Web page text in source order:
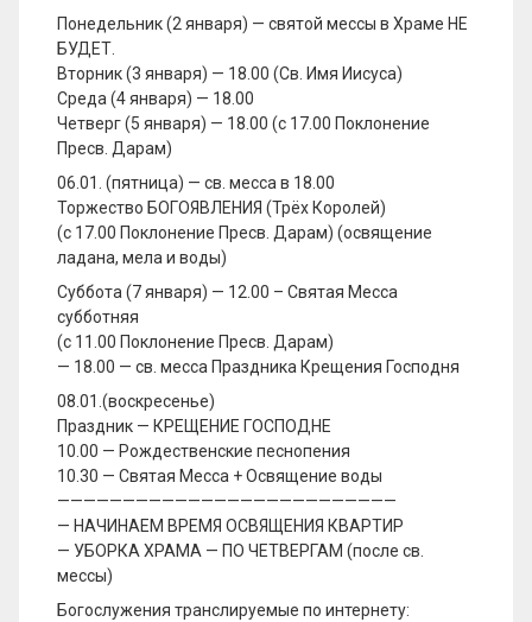
Понедельник (2 января) — святой мессы в Храме НЕ
БУДЕТ.
Вторник (3 января) — 18.00 (Св. Имя Иисуса)
Среда (4 января) — 18.00
Четверг (5 января) — 18.00 (с 17.00 Поклонение
Пресв. Дарам)
06.01. (пятница) — св. месса в 18.00
Торжество БОГОЯВЛЕНИЯ (Трёх Королей)
(с 17.00 Поклонение Пресв. Дарам) (освящение
ладана, мела и воды)
Суббота (7 января) — 12.00 – Святая Месса
субботняя
(с 11.00 Поклонение Пресв. Дарам)
— 18.00 — св. месса Праздника Крещения Господня
08.01.(воскресенье)
Праздник — КРЕЩЕНИЕ ГОСПОДНЕ
10.00 — Рождественские песнопения
10.30 — Святая Месса + Освящение воды
——————————————————————————
— НАЧИНАЕМ ВРЕМЯ ОСВЯЩЕНИЯ КВАРТИР
— УБОРКА ХРАМА — ПО ЧЕТВЕРГАМ (после св.
мессы)
Богослужения транслируемые по интернету: